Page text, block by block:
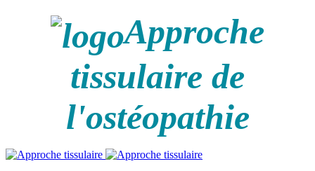
Approche
tissulaire de
l'ostéopathie